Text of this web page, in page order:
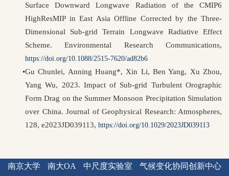
Surface Downward Longwave Radiation of the CMIP6
HighResMIP in East Asia Offline Corrected by the Three-
Dimensional Sub-grid Terrain Longwave Radiative Effect
Scheme. Environmental Research Communications,
https://doi.org/10.1088/2515-7620/ad82b6
•Gu Chunlei, Anning Huang*, Xin Li, Ben Yang, Xu Zhou,
Yang Wu, 2023. Impact of Sub-grid Turbulent Orographic
Form Drag on the Summer Monsoon Precipitation Simulation
over China. Journal of Geophysical Research: Atmospheres,
128, e2023JD039113, https://doi.org/10.1029/2023JD039113
南京大学 南大OA 中尺度实验室
气候变化协同创新中心